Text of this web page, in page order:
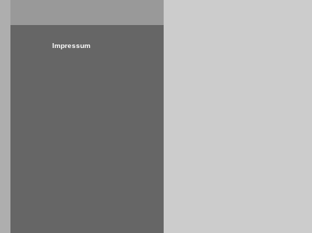
Impressum